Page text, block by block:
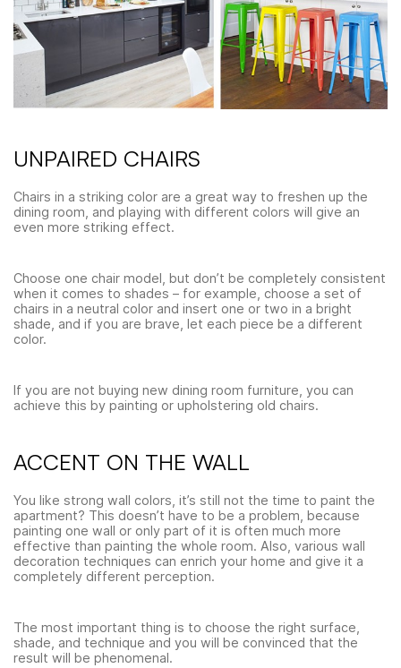
UNPAIRED CHAIRS
Chairs in a striking color are a great way to freshen up the
dining room, and playing with different colors will give an
even more striking effect.
Choose one chair model, but don’t be completely consistent
when it comes to shades – for example, choose a set of
chairs in a neutral color and insert one or two in a bright
shade, and if you are brave, let each piece be a different
color.
If you are not buying new dining room furniture, you can
achieve this by painting or upholstering old chairs.
ACCENT ON THE WALL
You like strong wall colors, it’s still not the time to paint the
apartment? This doesn’t have to be a problem, because
painting one wall or only part of it is often much more
effective than painting the whole room. Also, various wall
decoration techniques can enrich your home and give it a
completely different perception.
The most important thing is to choose the right surface,
shade, and technique and you will be convinced that the
result will be phenomenal.